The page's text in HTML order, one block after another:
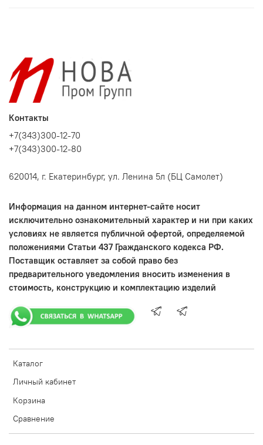
Каталог
Личный кабинет
Корзина
Сравнение
Контакты
+7(343)300-12-70
+7(343)300-12-80
620014, г. Екатеринбург, ул. Ленина 5л (БЦ Самолет)
Информация на данном интернет-сайте носит
исключительно ознакомительный характер и ни при каких
условиях не является публичной офертой, определяемой
положениями Статьи 437 Гражданского кодекса РФ.
Поставщик оставляет за собой право без
предварительного уведомления вносить изменения в
стоимость, конструкцию и комплектацию изделий